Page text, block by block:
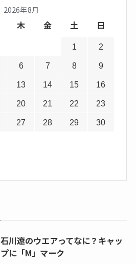
2026年8月
木 金 土 日
1 2
6 7 8 9
13 14 15 16
20 21 22 23
27 28 29 30
石川遼のウエアってなに？キャッ
プに「M」マーク